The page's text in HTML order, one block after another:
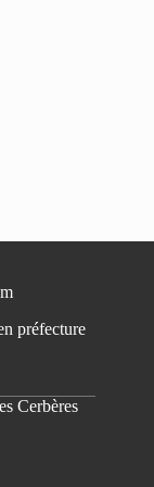
préfecture
Cerbères